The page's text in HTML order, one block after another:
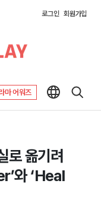
로그인 회원가입
마 어워즈
로 옮기려
와 ‘Heal